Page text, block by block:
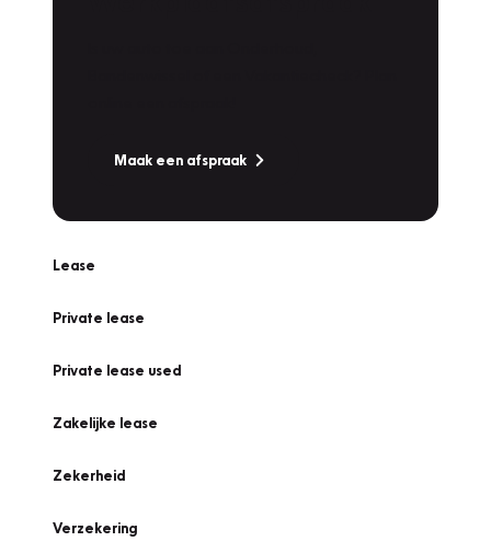
Maak een afspraak
Lease
Private lease
Private lease used
Zakelijke lease
Zekerheid
Verzekering